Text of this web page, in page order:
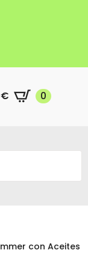
€ 0
con Aceites